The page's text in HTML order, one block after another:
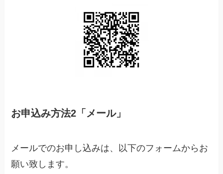
お申込み方法2「メール」
メールでのお申し込みは、以下のフォームからお
願い致します。